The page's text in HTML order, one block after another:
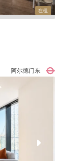
在租
阿尔德门